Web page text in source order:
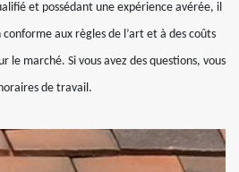
et possédant une expérience avérée, il
aux règles de l’art et à des coûts
le marché. Si vous avez des questions, vous
de travail.